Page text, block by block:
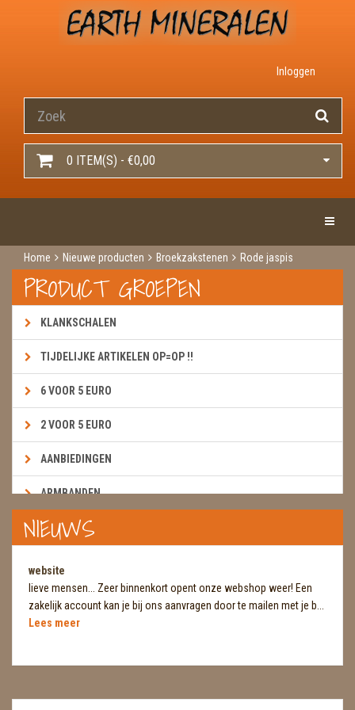
Inloggen
0 ITEM(S) - €0,00
Home Nieuwe producten Broekzakstenen Rode jaspis
PRODUCT GROEPEN
KLANKSCHALEN
TIJDELIJKE ARTIKELEN OP=OP !!
6 VOOR 5 EURO
2 VOOR 5 EURO
AANBIEDINGEN
ARMBANDEN
BOEKEN & KAARTEN E.A.R.T.H.
BROEKZAKSTENEN
CADEAUBONNEN
DIERTJES
DIVERSE
NIEUWS
website
lieve mensen... Zeer binnenkort opent onze webshop weer! Een
zakelijk account kan je bij ons aanvragen door te mailen met je b...
Lees meer